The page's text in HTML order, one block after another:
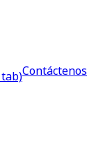
Contáctenos